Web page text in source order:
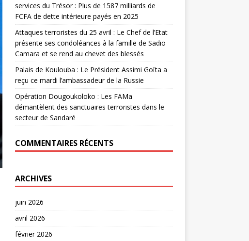
services du Trésor : Plus de 1587 milliards de
FCFA de dette intérieure payés en 2025
Attaques terroristes du 25 avril : Le Chef de l’Etat
présente ses condoléances à la famille de Sadio
Camara et se rend au chevet des blessés
Palais de Koulouba : Le Président Assimi Goïta a
reçu ce mardi l’ambassadeur de la Russie
Opération Dougoukoloko : Les FAMa
démantèlent des sanctuaires terroristes dans le
secteur de Sandaré
COMMENTAIRES RÉCENTS
ARCHIVES
juin 2026
avril 2026
février 2026